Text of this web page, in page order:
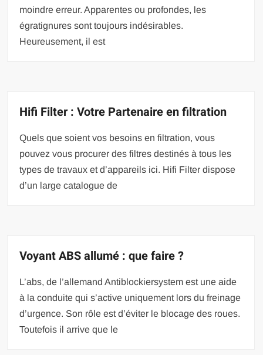
moindre erreur. Apparentes ou profondes, les
égratignures sont toujours indésirables.
Heureusement, il est
Hifi Filter : Votre Partenaire en filtration
Quels que soient vos besoins en filtration, vous
pouvez vous procurer des filtres destinés à tous les
types de travaux et d’appareils ici. Hifi Filter dispose
d’un large catalogue de
Voyant ABS allumé : que faire ?
L’abs, de l’allemand Antiblockiersystem est une aide
à la conduite qui s’active uniquement lors du freinage
d’urgence. Son rôle est d’éviter le blocage des roues.
Toutefois il arrive que le